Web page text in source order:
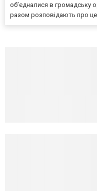
об’єдналися в громадську
разом розповідають про